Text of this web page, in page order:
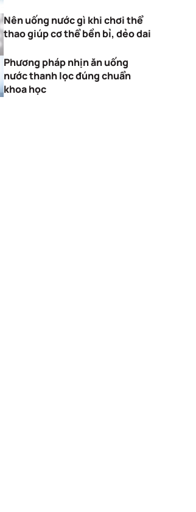
Nên uống nước gì khi chơi thể
thao giúp cơ thể bền bỉ, dẻo dai
Phương pháp nhịn ăn uống
nước thanh lọc đúng chuẩn
khoa học